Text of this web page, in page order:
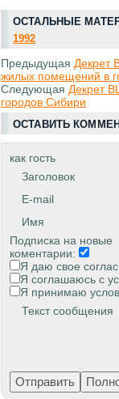
ОСТАЛЬНЫЕ
1992
Предыдущая Декрет
жилых помещений в
Следующая Декрет
городов Сибири
ОСТАВИТЬ
как гость
Заголовок
E-mail
Имя
Подписка на новые
коментарии:
Я даю свое
Я соглашаюсь с
Я принимаю
Текст сообщения